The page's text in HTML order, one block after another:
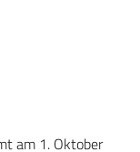
am 1. Oktober